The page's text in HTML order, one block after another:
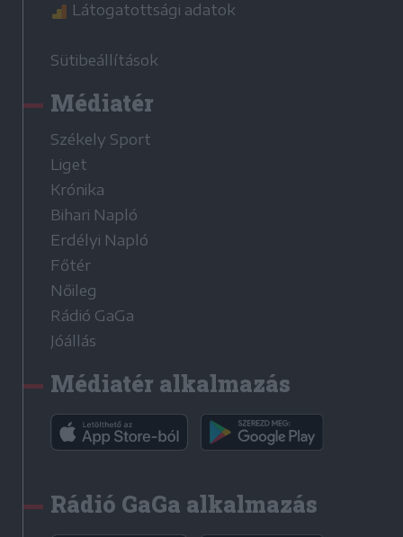
Látogatottsági adatok
Sütibeállítások
Médiatér
Székely Sport
Liget
Krónika
Bihari Napló
Erdélyi Napló
Főtér
Nőileg
Rádió GaGa
Jóállás
Médiatér alkalmazás
Rádió GaGa alkalmazás